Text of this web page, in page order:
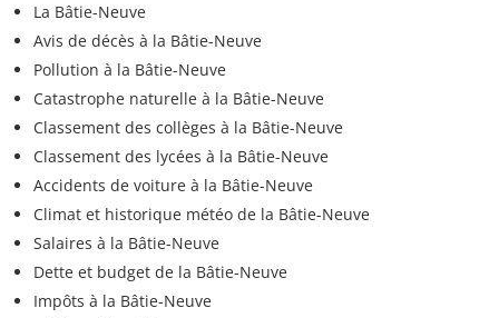
La Bâtie-Neuve
Avis de décès à la Bâtie-Neuve
Pollution à la Bâtie-Neuve
Catastrophe naturelle à la Bâtie-Neuve
Classement des collèges à la Bâtie-Neuve
Classement des lycées à la Bâtie-Neuve
Accidents de voiture à la Bâtie-Neuve
Climat et historique météo de la Bâtie-Neuve
Salaires à la Bâtie-Neuve
Dette et budget de la Bâtie-Neuve
Impôts à la Bâtie-Neuve